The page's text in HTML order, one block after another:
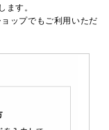
ます。
ップでもご利用いただ